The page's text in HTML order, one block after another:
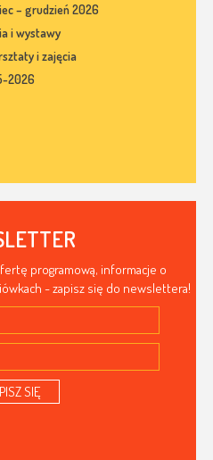
– grudzień 2026
i wystawy
i zajęcia
2026
programową, informacje o
- zapisz się do newslettera!
SIĘ